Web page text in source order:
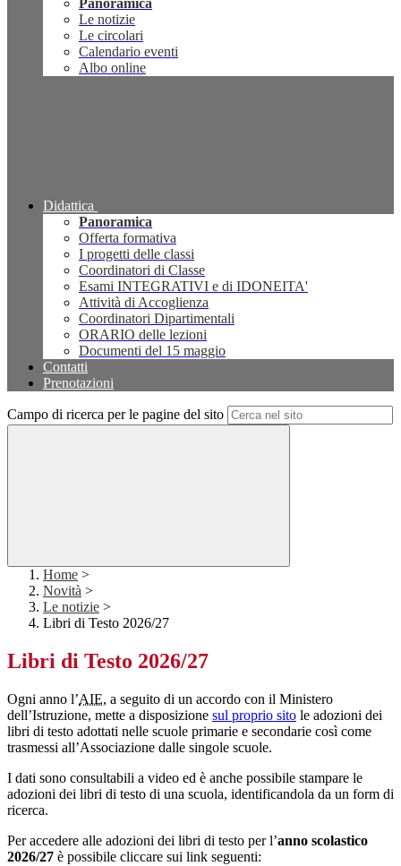
Panoramica
Le notizie
Le circolari
Calendario eventi
Albo online
Didattica
Panoramica
Offerta formativa
I progetti delle classi
Coordinatori di Classe
Esami INTEGRATIVI e di IDONEITA'
Attività di Accoglienza
Coordinatori Dipartimentali
ORARIO delle lezioni
Documenti del 15 maggio
Contatti
Prenotazioni
Campo di ricerca per le pagine del sito
Home >
Novità >
Le notizie >
Libri di Testo 2026/27
Libri di Testo 2026/27
Ogni anno l’AIE, a seguito di un accordo con il Ministero
dell’Istruzione, mette a disposizione sul proprio sito le adozioni dei
libri di testo adottati nelle scuole primarie e secondarie così come
trasmessi all’Associazione dalle singole scuole.
I dati sono consultabili a video ed è anche possibile stampare le
adozioni dei libri di testo di una scuola, identificandola da un form di
ricerca.
Per accedere alle adozioni dei libri di testo per l’anno scolastico
2026/27 è possibile cliccare sui link seguenti: